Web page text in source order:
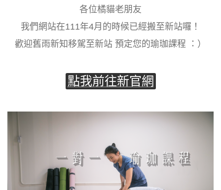
各位橘貓老朋友
我們網站在111年4月的時候已經搬至新站囉！
歡迎舊雨新知移駕至新站 預定您的瑜珈課程 ：）
點我前往新官網